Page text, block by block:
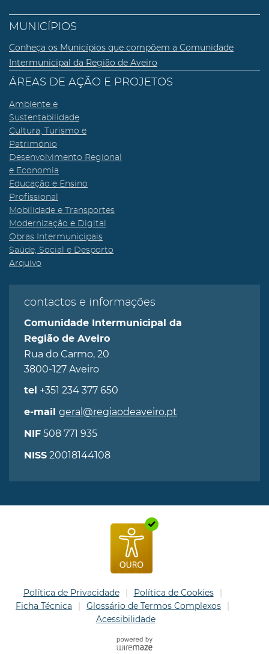
MUNICÍPIOS
Conheça os Municípios que compõem a Comunidade
Intermunicipal da Região de Aveiro
ÁREAS DE AÇÃO E PROJETOS
Ambiente e
Sustentabilidade
Cultura, Turismo e
Património
Desenvolvimento Regional
e Economia
Educação e Ensino
Profissional
Mobilidade e Transportes
Modernização e Digital
Obras Intermunicipais
Saúde, Social e Desporto
Arquivo
contactos e informações
Comunidade Intermunicipal da
Região de Aveiro
Rua do Carmo, 20
3800-127 Aveiro
tel +351 234 377 650
e-mail geral@regiaodeaveiro.pt
NIF 508 771 935
NISS 20018144108
Política de Privacidade
Política de Cookies
Ficha Técnica
Glossário de Termos Complexos
Acessibilidade